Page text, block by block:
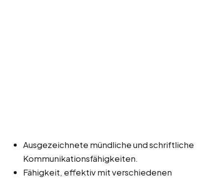
Ausgezeichnete mündliche und schriftliche
Kommunikationsfähigkeiten.
Fähigkeit, effektiv mit verschiedenen